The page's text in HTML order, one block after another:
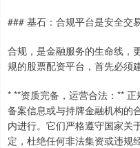
### 基石：合规平台是安全交
合规，是金融服务的生命线，
规的股票配资平台，首先必须
* **资质完备，运营合法：** 正
备案信息或与持牌金融机构的
内进行。它们严格遵守国家关
定，杜绝任何非法集资或违规